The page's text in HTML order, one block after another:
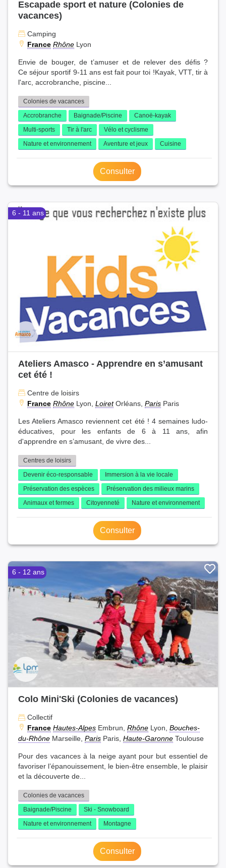
Escapade sport et nature (Colonies de
vacances)
Camping
France Rhône Lyon
Envie de bouger, de t’amuser et de relever des défis ?
Ce séjour sportif 9-11 ans est fait pour toi !Kayak, VTT, tir à
l'arc, accrobranche, piscine...
Colonies de vacances
Accrobranche
Baignade/Piscine
Canoë-kayak
Multi-sports
Tir à l'arc
Vélo et cyclisme
Nature et environnement
Aventure et jeux Cuisine
Consulter
6 - 11 ans
Ateliers Amasco - Apprendre en s’amusant
cet été !
Centre de loisirs
France Rhône Lyon, LoiretOrléans, Paris Paris
Les Ateliers Amasco reviennent cet été ! 4 semaines ludo-
éducatives, pour les enfants de 6 à 11 ans, afin
d'apprendre en s’amusant, de vivre des...
Centres de loisirs
Devenir éco-responsable
Immersion à la vie locale
Préservation des espèces
Préservation des milieux marins
Animaux et fermes
Citoyenneté Nature et environnement
Consulter
6 - 12 ans
Colo Mini'Ski (Colonies de vacances)
Collectif
France Hautes-Alpes Embrun, Rhône Lyon, Bouches-
du-Rhône Marseille, Paris Paris, Haute-Garonne Toulouse
Pour des vacances à la neige ayant pour but essentiel de
favoriser l’épanouissement, le bien-être ensemble, le plaisir
et la découverte de...
Colonies de vacances
Baignade/Piscine
Ski - Snowboard
Nature et environnement
Montagne
Consulter